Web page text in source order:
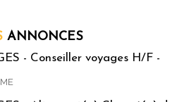
ANNONCES
- Conseiller voyages H/F -